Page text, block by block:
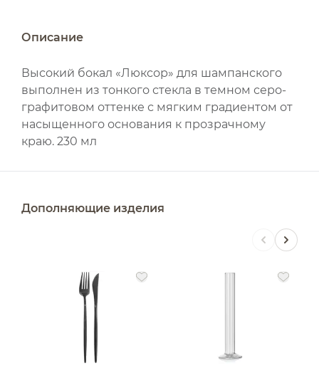
Описание
Высокий бокал «Люксор» для шампанского
выполнен из тонкого стекла в темном серо-
графитовом оттенке с мягким градиентом от
насыщенного основания к прозрачному
краю. 230 мл
Дополняющие изделия